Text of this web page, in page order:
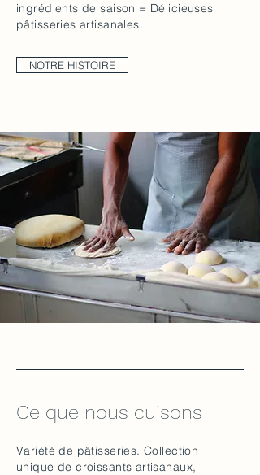
ingrédients de saison = Délicieuses
pâtisseries artisanales.
NOTRE HISTOIRE
Ce que nous cuisons
Variété de pâtisseries. Collection
unique de croissants artisanaux,